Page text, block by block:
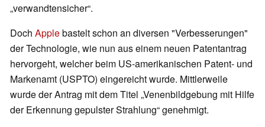
„verwandtensicher“.
Doch Applebastelt schon an diversen "Verbesserungen"
der Technologie, wie nun aus einem neuen Patentantrag
hervorgeht, welcher beim US-amerikanischen Patent- und
Markenamt (USPTO) eingereicht wurde. Mittlerweile
wurde der Antrag mit dem Titel „Venenbildgebung mit Hilfe
der Erkennung gepulster Strahlung“ genehmigt.